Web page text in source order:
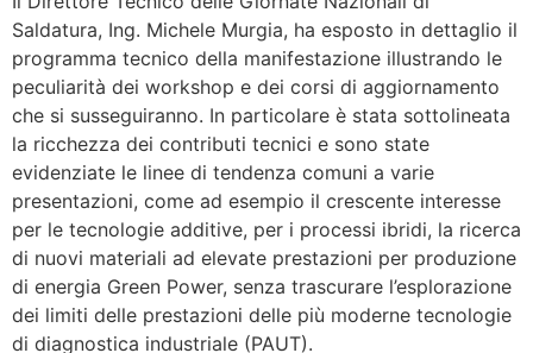
Saldatura, Ing. Michele Murgia, ha esposto in dettaglio il
programma tecnico della manifestazione illustrando le
peculiarità dei workshop e dei corsi di aggiornamento
che si susseguiranno. In particolare è stata sottolineata
la ricchezza dei contributi tecnici e sono state
evidenziate le linee di tendenza comuni a varie
presentazioni, come ad esempio il crescente interesse
per le tecnologie additive, per i processi ibridi, la ricerca
di nuovi materiali ad elevate prestazioni per produzione
di energia Green Power, senza trascurare l’esplorazione
dei limiti delle prestazioni delle più moderne tecnologie
di diagnostica industriale (PAUT).